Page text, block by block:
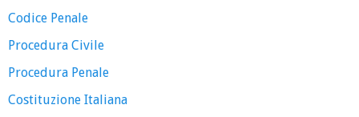
Codice Penale
Procedura Civile
Procedura Penale
Costituzione Italiana